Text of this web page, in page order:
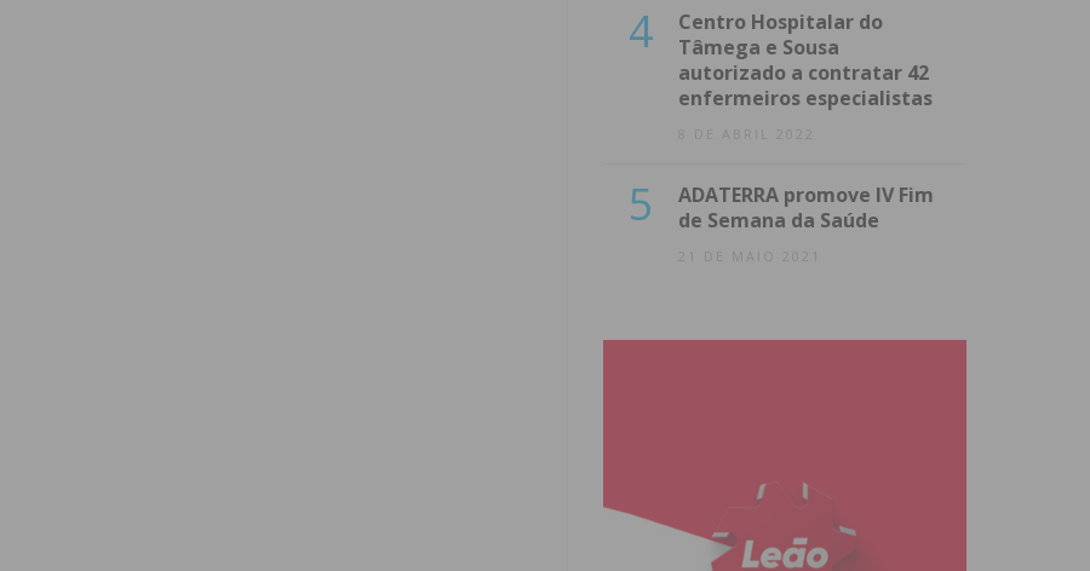
4
Centro Hospitalar do
Tâmega e Sousa
autorizado a contratar 42
enfermeiros especialistas
8 DE ABRIL 2022
5
ADATERRA promove IV Fim
de Semana da Saúde
21 DE MAIO 2021